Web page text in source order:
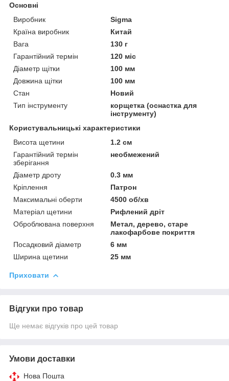
Основні
Виробник
Sigma
Країна виробник
Китай
Вага
130 г
Гарантійний термін
120 міс
Діаметр щітки
100 мм
Довжина щітки
100 мм
Стан
Новий
Тип інструменту
корщетка (оснастка для
інструменту)
Користувальницькі характеристики
Висота щетини
1.2 см
Гарантійний термін
зберігання
необмежений
Діаметр дроту
0.3 мм
Кріплення
Патрон
Максимальні оберти
4500 об/хв
Матеріал щетини
Рифлений дріт
Оброблювана поверхня
Метал, дерево, старе
лакофарбове покриття
Посадковий діаметр
6 мм
Ширина щетини
25 мм
Приховати
Відгуки про товар
Ще немає відгуків про цей товар
Умови доставки
Нова Пошта